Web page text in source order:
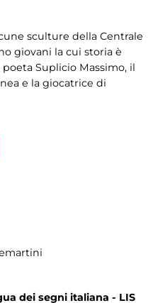
sculture della Centrale
giovani la cui storia è
Suplicio Massimo, il
e la giocatrice di
dei segni italiana - LIS